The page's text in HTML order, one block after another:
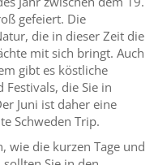
gefeiert. Die
die in dieser Zeit die
mit sich bringt. Auch
gibt es köstliche
Festivals, die Sie in
Juni ist daher eine
Schweden Trip.
wie die kurzen Tage und